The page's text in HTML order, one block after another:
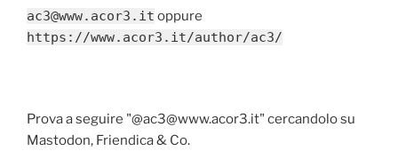
ac3@www.acor3.it oppure
https://www.acor3.it/author/ac3/
Prova a seguire "@ac3@www.acor3.it" cercandolo su
Mastodon, Friendica & Co.